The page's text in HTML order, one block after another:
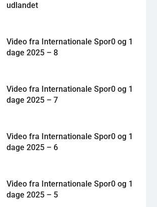
udlandet
Video fra Internationale Spor0 og 1
dage 2025 – 8
Video fra Internationale Spor0 og 1
dage 2025 – 7
Video fra Internationale Spor0 og 1
dage 2025 – 6
Video fra Internationale Spor0 og 1
dage 2025 – 5